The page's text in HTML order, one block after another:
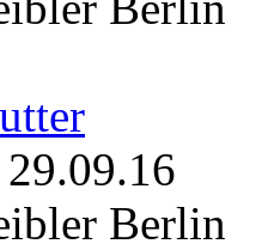
29.09.16
Berlin